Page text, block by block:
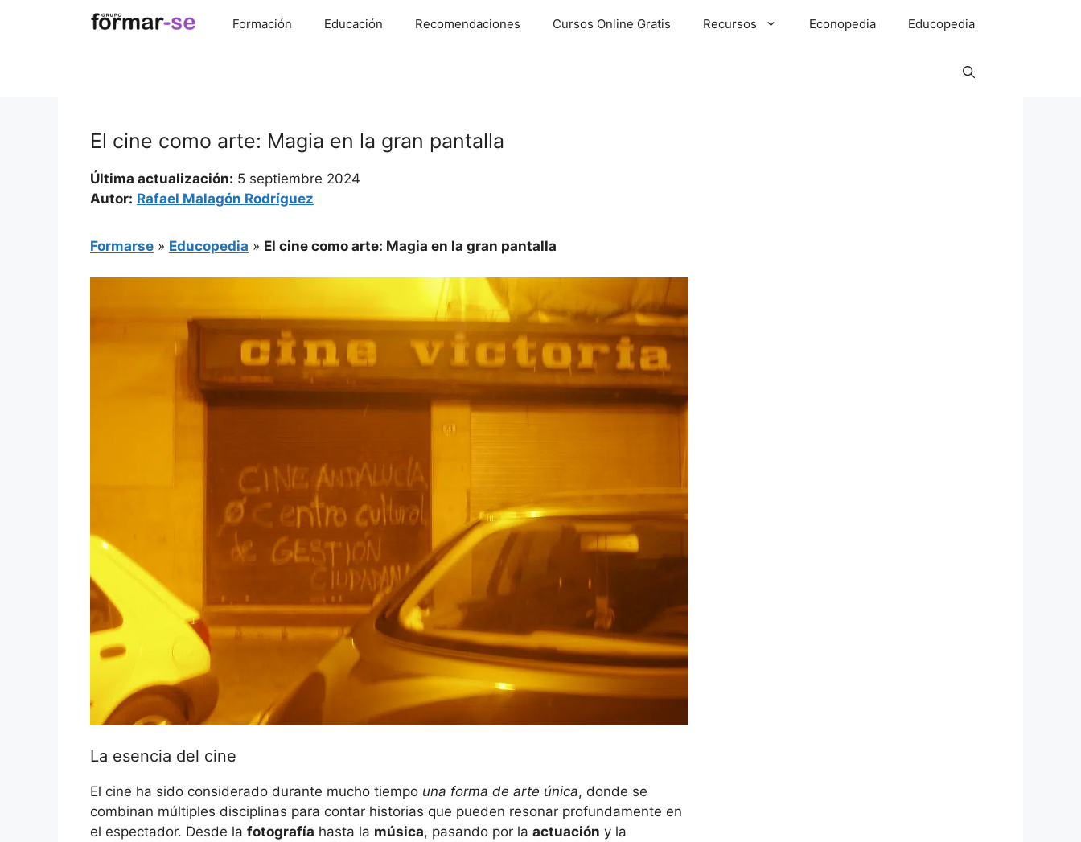
Formación Educación Recomendaciones Cursos Online Gratis Recursos Econopedia Educopedia
El cine como arte: Magia en la gran pantalla
Última actualización: 5 septiembre 2024
Autor: Rafael Malagón Rodríguez
Formarse » Educopedia » El cine como arte: Magia en la gran pantalla
La esencia del cine
El cine ha sido considerado durante mucho tiempo una forma de arte única, donde se
combinan múltiples disciplinas para contar historias que pueden resonar profundamente en
el espectador. Desde la fotografía hasta la música, pasando por la actuación y la